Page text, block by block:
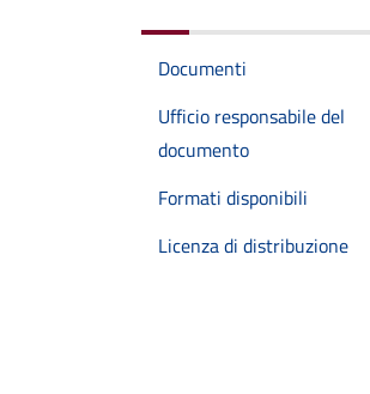
Documenti
Ufficio responsabile del
documento
Formati disponibili
Licenza di distribuzione